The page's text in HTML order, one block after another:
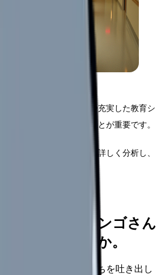
画は、高度な医療体制や充実した教育シ
能性を効果的に伝えることが重要です。
た10の医療機関の事例を詳しく分析し、
をご紹介します。
しいなら、カンゴさん
してみませんか。
みません。今の気持ちを吐き出し